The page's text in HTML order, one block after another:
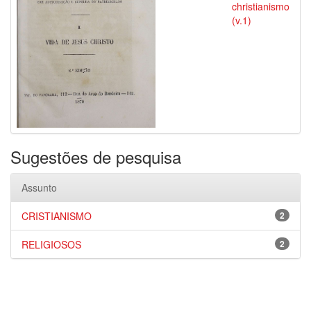
christianismo
(v.1)
Sugestões de pesquisa
Assunto
2
CRISTIANISMO
2
RELIGIOSOS